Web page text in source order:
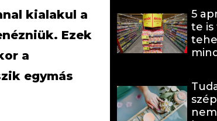
kialakul a
Ezek
a
egymás
5
te